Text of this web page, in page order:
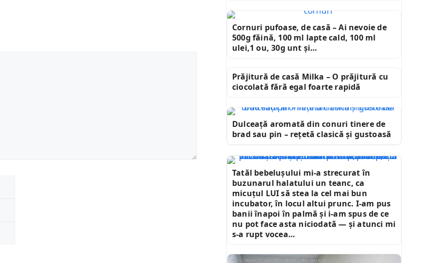
Cornuri pufoase, de casă – Ai nevoie de
500g făină, 100 ml lapte cald, 100 ml
ulei,1 ou, 30g unt și…
Prăjitură de casă Milka – O prăjitură cu
ciocolată fără egal foarte rapidă
Dulceață aromată din conuri tinere de
brad sau pin – rețetă clasică și gustoasă
Tatăl bebelușului mi-a strecurat în
buzunarul halatului un teanc, ca
micuțul LUI să stea la cel mai bun
incubator, în locul altui prunc. I-am pus
banii înapoi în palmă și i-am spus de ce
nu pot face asta niciodată — și atunci mi
s-a rupt vocea…